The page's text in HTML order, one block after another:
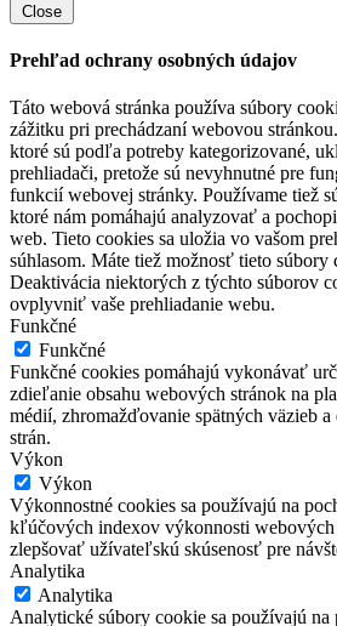
Close
Prehľad ochrany osobných údajov
Táto webová stránka používa súbory
zážitku pri prechádzaní webovou
ktoré sú podľa potreby kategorizované,
prehliadači, pretože sú nevyhnutné pre
funkcií webovej stránky. Používame tiež
ktoré nám pomáhajú analyzovať a
web. Tieto cookies sa uložia vo vašom
súhlasom. Máte tiež možnosť tieto
Deaktivácia niektorých z týchto súborov
ovplyvniť vaše prehliadanie webu.
Funkčné
Funkčné
Funkčné cookies pomáhajú vykonávať
zdieľanie obsahu webových stránok na
médií, zhromažďovanie spätných väzieb
strán.
Výkon
Výkon
Výkonnostné cookies sa používajú na
kľúčových indexov výkonnosti webových
zlepšovať užívateľskú skúsenosť pre
Analytika
Analytika
Analytické súbory cookie sa používajú na